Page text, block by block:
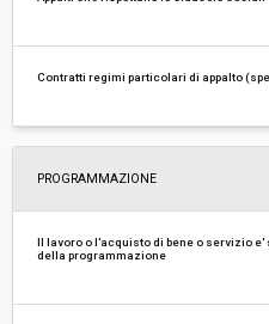
Contratti regimi particolari di appalto
PROGRAMMAZIONE
Il lavoro o l'acquisto di bene o servizio
della programmazione